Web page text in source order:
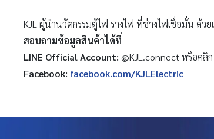
KJL ผู้นำนวัตกรรมตู้ไฟ รางไฟ ที่ช่างไฟเชื่อมั่น ด้ว
สอบถามข้อมูลสินค้าได้ที่
LINE Official Account: @KJL.connect หรือคลิก
Facebook: facebook.com/KJLElectric